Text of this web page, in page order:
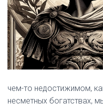
чем-то недостижимом,
несметных богатствах,